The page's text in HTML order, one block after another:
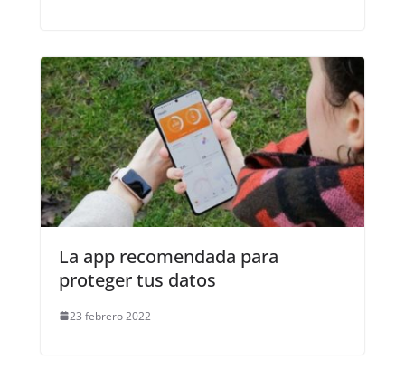
La app recomendada para
proteger tus datos
23 febrero 2022